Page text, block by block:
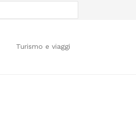
Turismo e viaggi